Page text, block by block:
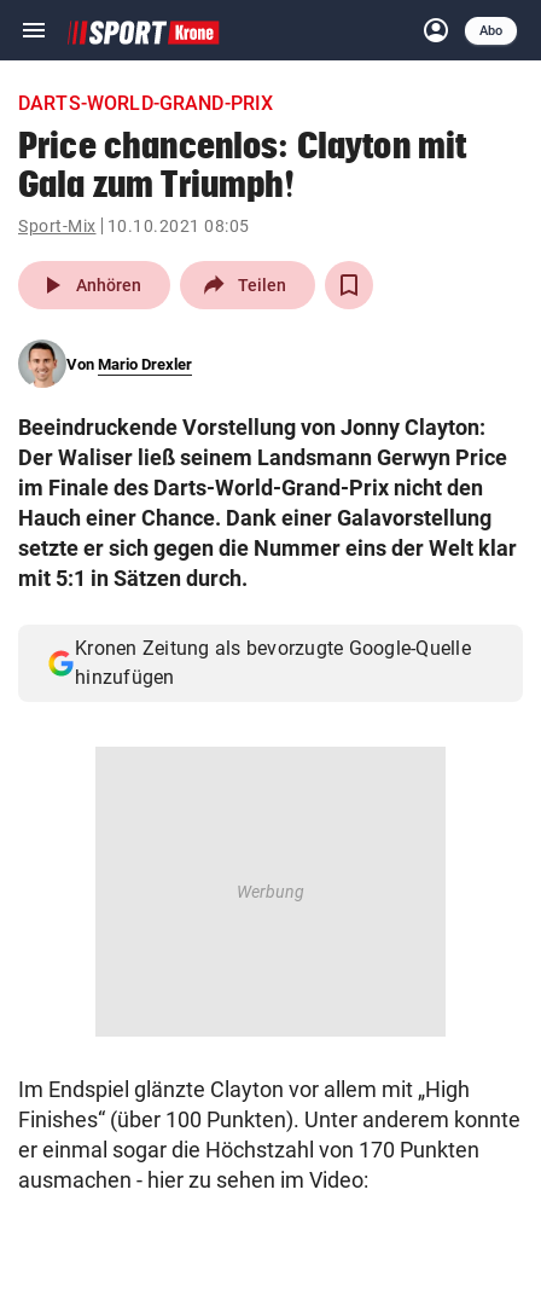
menu Navigation
ein-/ausklappen
account_circle
Anmelden
Abo
close Schließen
account_circle Anmelden
pin_drop
Wien arrow_right
search
eingeben
© Krone Multimedia GmbH & Co KG 2026
Muthgasse 2, 1190 Wien
DARTS-WORLD-GRAND-PRIX
Price chancenlos: Clayton mit
Gala zum Triumph!
Sport-Mix 10.10.2021 08:05
play_arrow Anhören Teilen
Von Mario Drexler
Beeindruckende Vorstellung von Jonny Clayton:
Der Waliser ließ seinem Landsmann Gerwyn Price
im Finale des Darts-World-Grand-Prix nicht den
Hauch einer Chance. Dank einer Galavorstellung
setzte er sich gegen die Nummer eins der Welt klar
mit 5:1 in Sätzen durch.
Kronen Zeitung als bevorzugte Google-Quelle
hinzufügen
Im Endspiel glänzte Clayton vor allem mit „High
Finishes“ (über 100 Punkten). Unter anderem konnte
er einmal sogar die Höchstzahl von 170 Punkten
ausmachen - hier zu sehen im Video: